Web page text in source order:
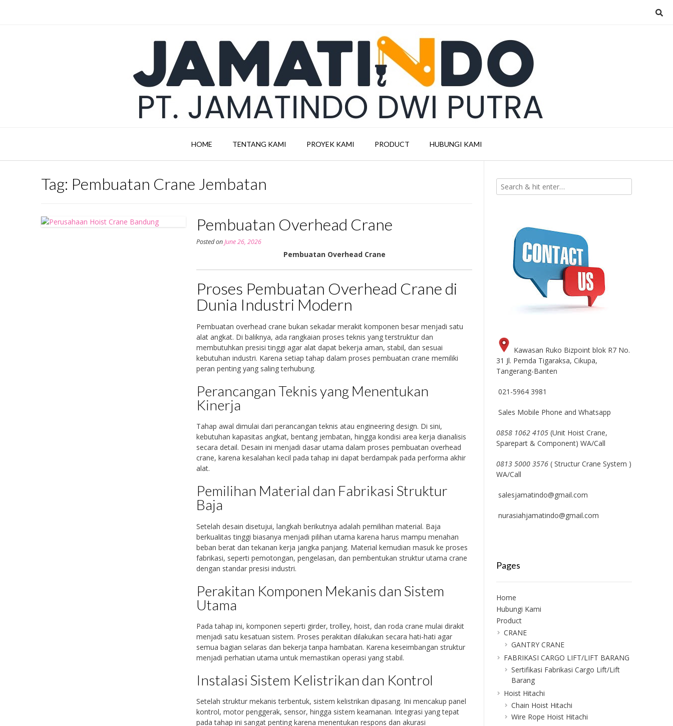
HOME TENTANG KAMI PROYEK KAMI PRODUCT HUBUNGI KAMI
Tag: Pembuatan Crane Jembatan
Pembuatan Overhead Crane
Posted onJune 26, 2026
Pembuatan Overhead Crane
Proses Pembuatan Overhead Crane di
Dunia Industri Modern
Pembuatan overhead crane bukan sekadar merakit komponen besar menjadi satu
alat angkat. Di baliknya, ada rangkaian proses teknis yang terstruktur dan
membutuhkan presisi tinggi agar alat dapat bekerja aman, stabil, dan sesuai
kebutuhan industri. Karena setiap tahap dalam proses pembuatan crane memiliki
peran penting yang saling terhubung.
Perancangan Teknis yang Menentukan
Kinerja
Tahap awal dimulai dari perancangan teknis atau engineering design. Di sini,
kebutuhan kapasitas angkat, bentang jembatan, hingga kondisi area kerja dianalisis
secara detail. Desain ini menjadi dasar utama dalam proses pembuatan overhead
crane, karena kesalahan kecil pada tahap ini dapat berdampak pada performa akhir
alat.
Pemilihan Material dan Fabrikasi Struktur
Baja
Setelah desain disetujui, langkah berikutnya adalah pemilihan material. Baja
berkualitas tinggi biasanya menjadi pilihan utama karena harus mampu menahan
beban berat dan tekanan kerja jangka panjang. Material kemudian masuk ke proses
fabrikasi, seperti pemotongan, pengelasan, dan pembentukan struktur utama crane
dengan standar presisi industri.
Perakitan Komponen Mekanis dan Sistem
Utama
Pada tahap ini, komponen seperti girder, trolley, hoist, dan roda crane mulai dirakit
menjadi satu kesatuan sistem. Proses perakitan dilakukan secara hati-hati agar
semua bagian selaras dan bekerja tanpa hambatan. Karena keseimbangan struktur
menjadi perhatian utama untuk memastikan operasi yang stabil.
Instalasi Sistem Kelistrikan dan Kontrol
Setelah struktur mekanis terbentuk, sistem kelistrikan dipasang. Ini mencakup panel
kontrol, motor penggerak, sensor, hingga sistem keamanan. Integrasi yang tepat
pada tahap ini sangat penting karena menentukan respons dan akurasi
Kawasan Ruko Bizpoint blok R7 No.
31 Jl. Pemda Tigaraksa, Cikupa,
Tangerang-Banten
021-5964 3981
Sales Mobile Phone and Whatsapp
0858 1062 4105(Unit Hoist Crane,
Sparepart & Component) WA/Call
0813 5000 3576( Structur Crane System )
WA/Call
salesjamatindo@gmail.com
nurasiahjamatindo@gmail.com
Pages
Home
Hubungi Kami
Product
CRANE
GANTRY CRANE
FABRIKASI CARGO LIFT/LIFT BARANG
Sertifikasi Fabrikasi Cargo Lift/Lift
Barang
Hoist Hitachi
Chain Hoist Hitachi
Wire Rope Hoist Hitachi